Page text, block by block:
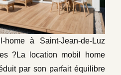
à Saint-Jean-de-Luz
?La location mobil home
par son parfait équilibre